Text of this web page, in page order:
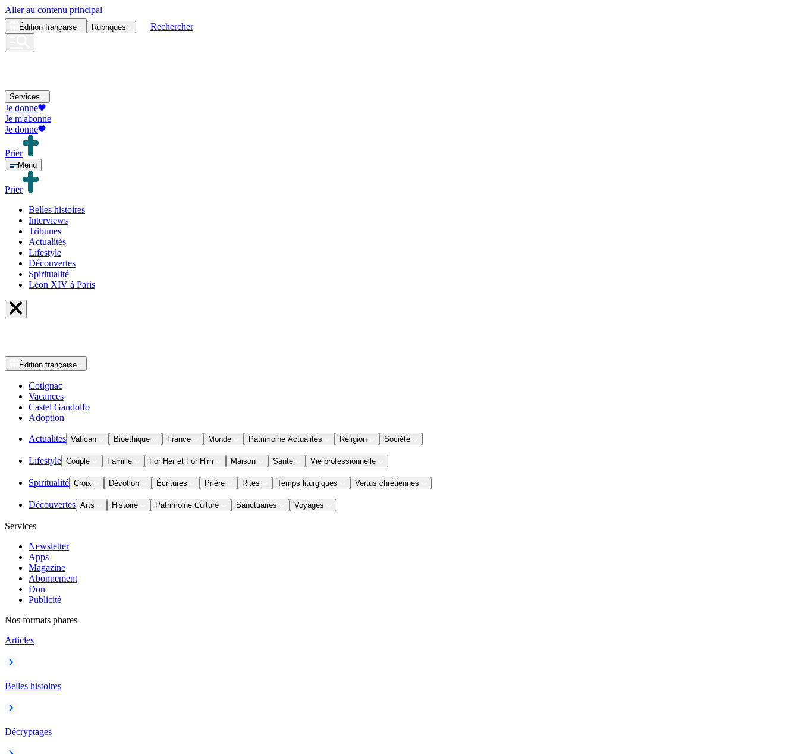
Aller au contenu principal
Édition française Rubriques Rechercher
Services
Je donne
Je m'abonne
Je donne
Prier
Menu
Prier
Belles histoires
Interviews
Tribunes
Actualités
Lifestyle
Découvertes
Spiritualité
Léon XIV à Paris
Édition française
Cotignac
Vacances
Castel Gandolfo
Adoption
Actualités Vatican Bioéthique France Monde Patrimoine Actualités Religion Société
Lifestyle Couple Famille For Her et For Him Maison Santé Vie professionnelle
Spiritualité Croix Dévotion Écritures Prière Rites Temps liturgiques Vertus chrétiennes
Découvertes Arts Histoire Patrimoine Culture Sanctuaires Voyages
Services
Newsletter
Apps
Magazine
Abonnement
Don
Publicité
Nos formats phares
Articles
Belles histoires
Décryptages